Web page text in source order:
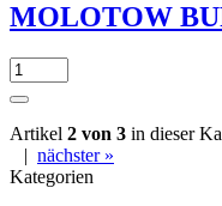
MOLOTOW
Artikel 2 von 3 in dieser
| nächster »
Kategorien